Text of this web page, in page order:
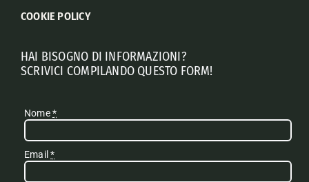
COOKIE POLICY
HAI BISOGNO DI INFORMAZIONI?
SCRIVICI COMPILANDO QUESTO FORM!
Nome*
Email*